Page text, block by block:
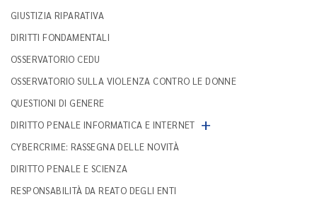
GIUSTIZIA RIPARATIVA
DIRITTI FONDAMENTALI
OSSERVATORIO CEDU
OSSERVATORIO SULLA VIOLENZA CONTRO LE DONNE
QUESTIONI DI GENERE
DIRITTO PENALE INFORMATICA E INTERNET +
CYBERCRIME: RASSEGNA DELLE NOVITÀ
DIRITTO PENALE E SCIENZA
RESPONSABILITÀ DA REATO DEGLI ENTI